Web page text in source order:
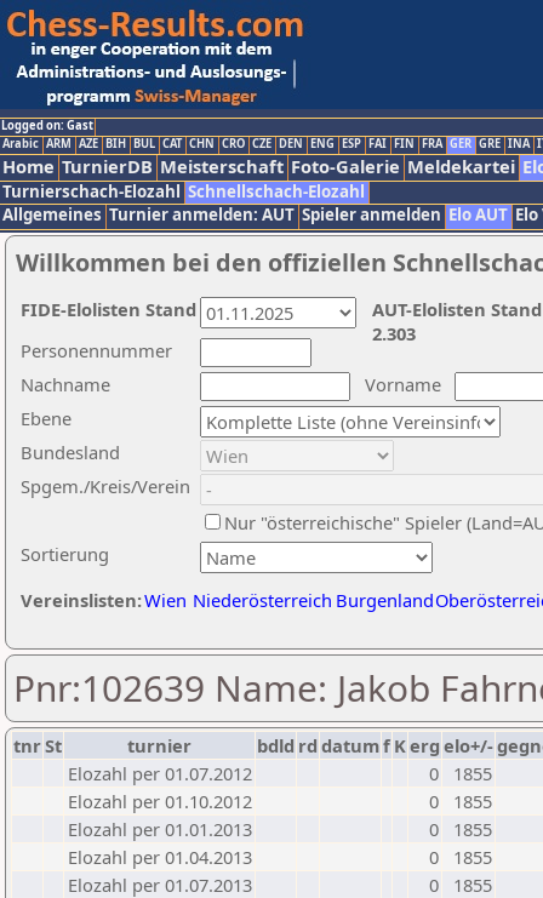
Logged on: Gast
Arabic ARM AZE BIH BUL CAT CHN CRO CZE DEN ENG ESP FAI FIN FRA GER GRE INA
Home TurnierDB Meisterschaft Foto-Galerie Meldekartei
Turnierschach-Elozahl Schnellschach-Elozahl
Allgemeines Turnier anmelden: AUT Spieler anmelden Elo AUT
Willkommen bei den offiziellen
Nachname
Vorname
Ebene
Sortierung
Personennummer
Bundesland
Spgem./Kreis/Verein
Nur "österreichische" Spieler
Vereinslisten:Wien Niederösterreich Burgenland
AUT-Elolisten
2.303
FIDE-Elolisten Stand
Pnr:102639 Name: Jakob
tnrSt turnier bdld rd datumf Kerg elo+/-
Elozahl per 01.07.2012
0
1855
Elozahl per 01.10.2012
0
1855
Elozahl per 01.01.2013
0
1855
Elozahl per 01.04.2013
0
1855
Elozahl per 01.07.2013
0
1855